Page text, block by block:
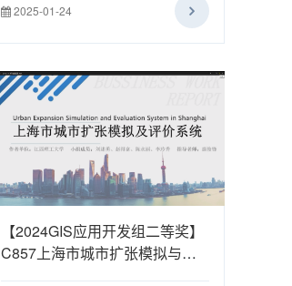
2025-01-24
【2024GIS应用开发组二等奖】
C857上海市城市扩张模拟与评